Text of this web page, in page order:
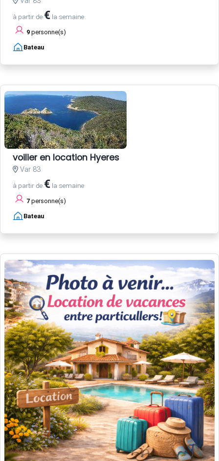
à partir de € la semaine
9 personne(s)
Bateau
voilier en location Hyeres
Var 83
à partir de € la semaine
7 personne(s)
Bateau